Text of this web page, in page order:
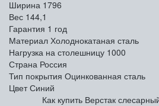
Ширина 1796
Вес 144,1
Гарантия 1 год
Материал Холоднокатаная сталь
Нагрузка на столешницу 1000
Страна Россия
Тип покрытия Оцинкованная сталь
Цвет Синий
Как купить Верстак